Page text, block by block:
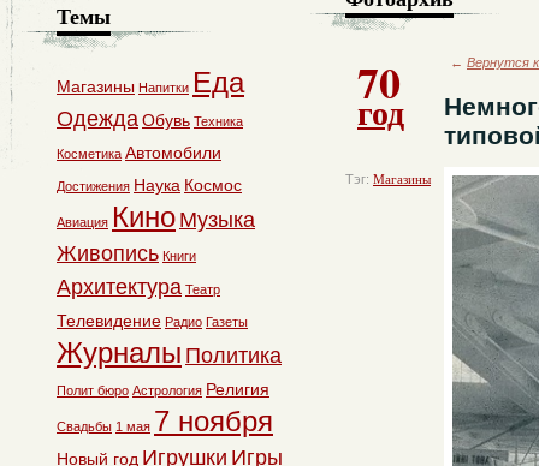
70
год
Тэг: Магазины
← Вернутся
Темы
Магазины Напитки Еда
ОдеждаОбувь Техника
Косметика Автомобили
Достижения Наука Космос
Авиация Кино Музыка
Живопись Книги
Архитектура Театр
Телевидение Радио Газеты
Журналы Политика
Полит бюро Астрология Религия
Свадьбы 1 мая 7 ноября
Новый год Игрушки Игры